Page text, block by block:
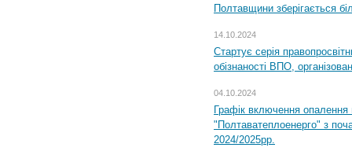
Полтавщини зберігається
14.10.2024
Стартує серія
обізнаності ВПО,
04.10.2024
Графік включення
"Полтаватеплоенерго" з
2024/2025рр.